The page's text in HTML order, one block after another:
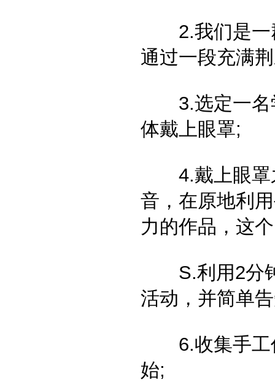
2.我们是一
通过一段充满
3.选定一名
体戴上眼罩;
4.戴上眼罩
音，在原地利
力的作品，这
S.利用2分钟
活动，并简单
6.收集手工
始;